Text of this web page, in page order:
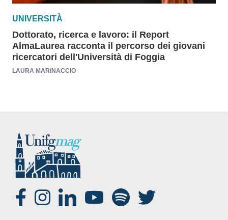
UNIVERSITÀ
Dottorato, ricerca e lavoro: il Report
AlmaLaurea racconta il percorso dei giovani
ricercatori dell'Università di Foggia
LAURA MARINACCIO
SOCIAL